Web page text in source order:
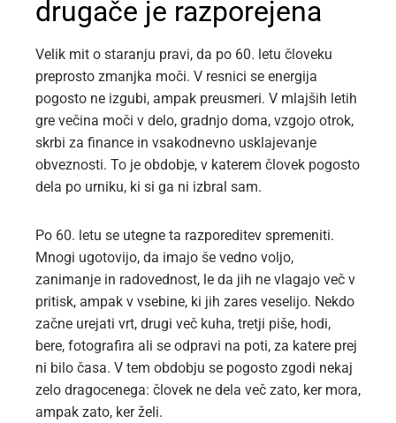
drugače je razporejena
Velik mit o staranju pravi, da po 60. letu človeku
preprosto zmanjka moči. V resnici se energija
pogosto ne izgubi, ampak preusmeri. V mlajših letih
gre večina moči v delo, gradnjo doma, vzgojo otrok,
skrbi za finance in vsakodnevno usklajevanje
obveznosti. To je obdobje, v katerem človek pogosto
dela po urniku, ki si ga ni izbral sam.
Po 60. letu se utegne ta razporeditev spremeniti.
Mnogi ugotovijo, da imajo še vedno voljo,
zanimanje in radovednost, le da jih ne vlagajo več v
pritisk, ampak v vsebine, ki jih zares veselijo. Nekdo
začne urejati vrt, drugi več kuha, tretji piše, hodi,
bere, fotografira ali se odpravi na poti, za katere prej
ni bilo časa. V tem obdobju se pogosto zgodi nekaj
zelo dragocenega: človek ne dela več zato, ker mora,
ampak zato, ker želi.